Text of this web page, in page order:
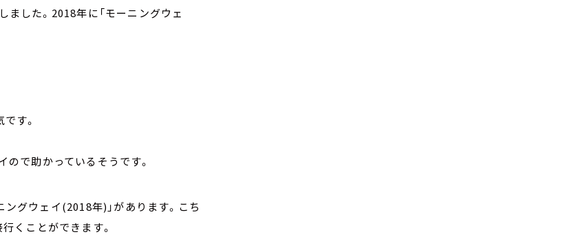
ました。2018年に「モーニングウェ
す。
で助かっているそうです。
ングウェイ(2018年)」があります。こち
くことができます。